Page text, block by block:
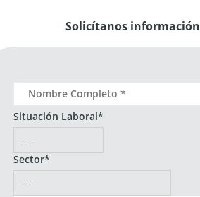
Solicítanos información
Situación Laboral*
Sector*